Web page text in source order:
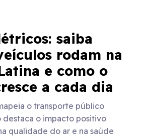
saiba
rodam na
e como o
a cada dia
o transporte público
destaca o impacto positivo
qualidade do ar e na saúde